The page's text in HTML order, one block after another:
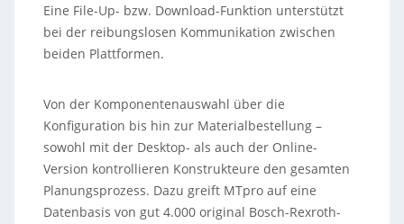
Eine File-Up- bzw. Download-Funktion unterstützt
bei der reibungslosen Kommunikation zwischen
beiden Plattformen.
Von der Komponentenauswahl über die
Konfiguration bis hin zur Materialbestellung –
sowohl mit der Desktop- als auch der Online-
Version kontrollieren Konstrukteure den gesamten
Planungsprozess. Dazu greift MTpro auf eine
Datenbasis von gut 4.000 original Bosch-Rexroth-